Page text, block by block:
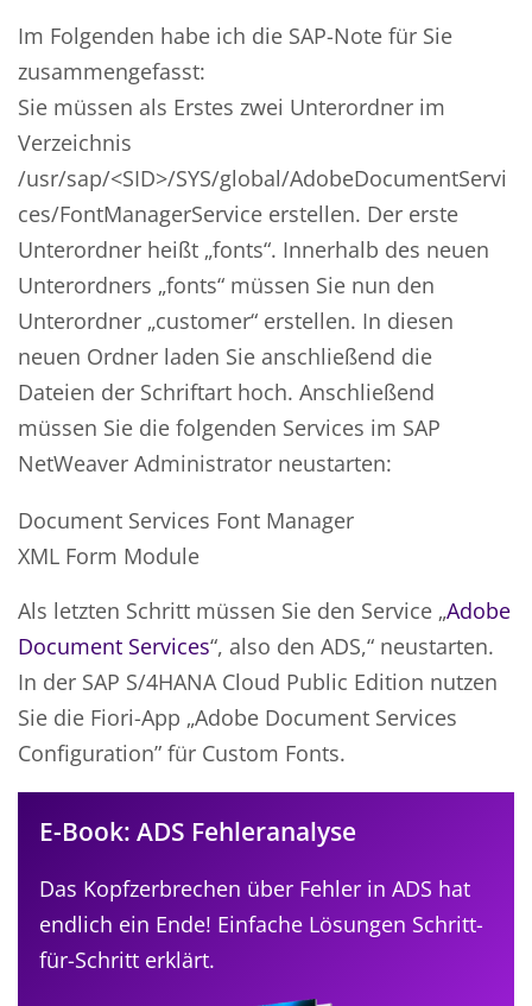
Im Folgenden habe ich die SAP-Note für Sie
zusammengefasst:
Sie müssen als Erstes zwei Unterordner im
Verzeichnis
/usr/sap/<SID>/SYS/global/AdobeDocumentServi
ces/FontManagerService erstellen. Der erste
Unterordner heißt „fonts“. Innerhalb des neuen
Unterordners „fonts“ müssen Sie nun den
Unterordner „customer“ erstellen. In diesen
neuen Ordner laden Sie anschließend die
Dateien der Schriftart hoch. Anschließend
müssen Sie die folgenden Services im SAP
NetWeaver Administrator neustarten:
Document Services Font Manager
XML Form Module
Als letzten Schritt müssen Sie den Service „Adobe
Document Services“, also den ADS,“ neustarten.
In der SAP S/4HANA Cloud Public Edition nutzen
Sie die Fiori-App „Adobe Document Services
Configuration” für Custom Fonts.
E-Book: ADS Fehleranalyse
Das Kopfzerbrechen über Fehler in ADS hat
endlich ein Ende! Einfache Lösungen Schritt-
für-Schritt erklärt.